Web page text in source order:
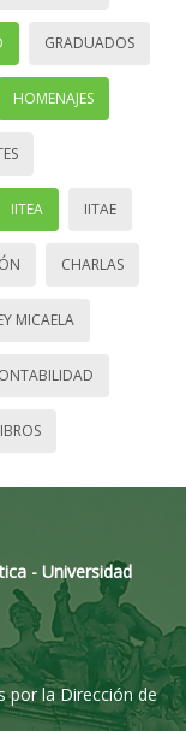
GRADUADOS
HOMENAJES
IITEA IITAE
CHARLAS
MICAELA
- Universidad
por la Dirección de